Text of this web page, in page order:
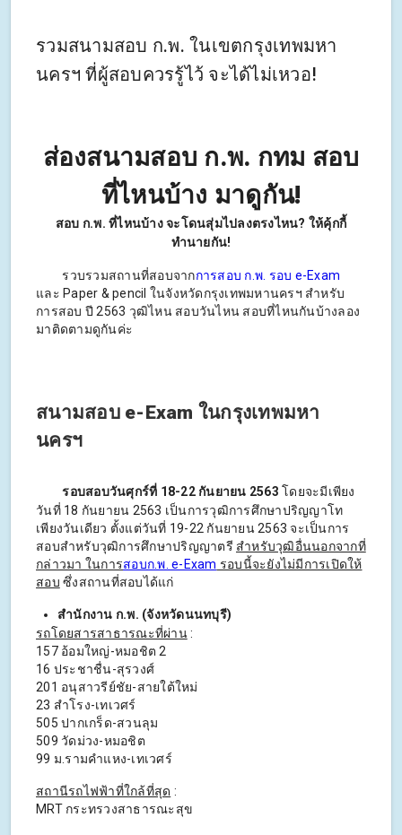
รวมสนามสอบ ก.พ. ในเขตกรุงเทพมหา
นครฯ ที่ผู้สอบควรรู้ไว้ จะได้ไม่เหวอ!
ส่องสนามสอบ ก.พ. กทม สอบ
ที่ไหนบ้าง มาดูกัน!
สอบ ก.พ. ที่ไหนบ้าง จะโดนสุ่มไปลงตรงไหน? ให้คุ้กกี้
ทำนายกัน!
รวบรวมสถานที่สอบจากการสอบ ก.พ. รอบ e-Exam
และ Paper & pencil ในจังหวัดกรุงเทพมหานครฯ สำหรับ
การสอบ ปี 2563 วุฒิไหน สอบวันไหน สอบที่ไหนกันบ้างลอง
มาติดตามดูกันค่ะ
สนามสอบ e-Exam ในกรุงเทพมหา
นครฯ
รอบสอบวันศุกร์ที่ 18-22 กันยายน 2563 โดยจะมีเพียง
วันที่ 18 กันยายน 2563 เป็นการวุฒิการศึกษาปริญญาโท
เพียงวันเดียว ตั้งแต่วันที่ 19-22 กันยายน 2563 จะเป็นการ
สอบสำหรับวุฒิการศึกษาปริญญาตรี สำหรับวุฒิอื่นนอกจากที่
กล่าวมา ในการสอบก.พ. e-Exam รอบนี้จะยังไม่มีการเปิดให้
สอบ ซึ่งสถานที่สอบได้แก่
สำนักงาน ก.พ. (จังหวัดนนทบุรี)
รถโดยสารสาธารณะที่ผ่าน:
157 อ้อมใหญ่-หมอชิต 2
16 ประชาชื่น-สุรวงศ์
201 อนุสาวรีย์ชัย-สายใต้ใหม่
23 สำโรง-เทเวศร์
505 ปากเกร็ด-สวนลุม
509 วัดม่วง-หมอชิต
99 ม.รามคำแหง-เทเวศร์
สถานีรถไฟฟ้าที่ใกล้ที่สุด :
MRT กระทรวงสาธารณะสุข